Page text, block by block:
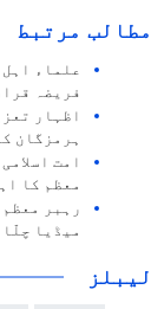
مطالب مرتبط
علماء
فریضہ
اظہار
ہرمزگان
امت
معظم کا
رہبر
میڈیا چلّا
لیبلز